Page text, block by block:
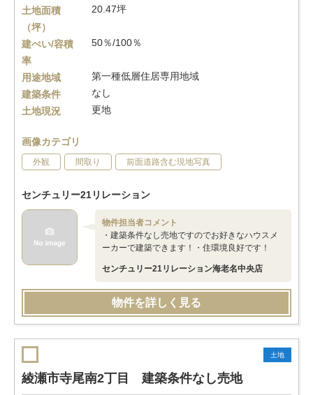
土地面積
（坪）
20.47坪
建ぺい/容積
率
50％/100％
用途地域
第一種低層住居専用地域
建築条件
なし
土地現況
更地
画像カテゴリ
外観 間取り 前面道路含む現地写真
センチュリー21リレーション
物件担当者コメント
・建築条件なし売地ですのでお好きなハウスメ
ーカーで建築できます！・住環境良好です！
センチュリー21リレーション海老名中央店
物件を詳しく見る
土地
綾瀬市寺尾南2丁目 建築条件なし売地